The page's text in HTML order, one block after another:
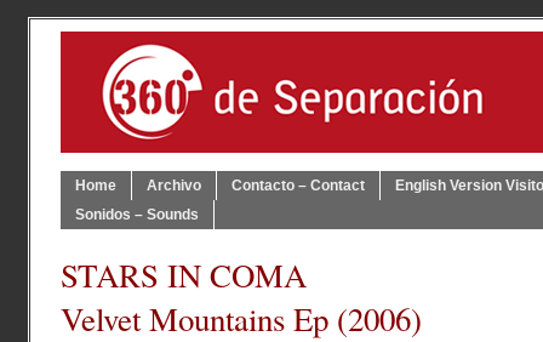
Home Archivo Contacto – Contact
English Version
Sonidos – Sounds
STARS IN COMA
Velvet Mountains Ep (2006)